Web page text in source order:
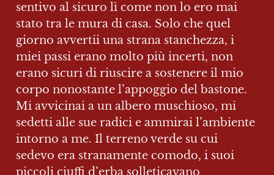
sentivo al sicuro lì come non lo ero mai
stato tra le mura di casa. Solo che quel
giorno avvertii una strana stanchezza, i
miei passi erano molto più incerti, non
erano sicuri di riuscire a sostenere il mio
corpo nonostante l’appoggio del bastone.
Mi avvicinai a un albero muschioso, mi
sedetti alle sue radici e ammirai l’ambiente
intorno a me. Il terreno verde su cui
sedevo era stranamente comodo, i suoi
piccoli ciuffi d’erba solleticavano